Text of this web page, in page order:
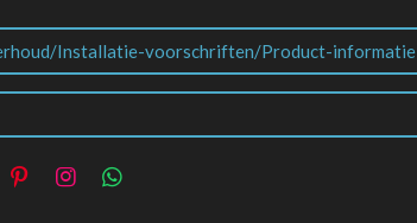
Installatie-voorschriften/Product-informatie
P
I
W